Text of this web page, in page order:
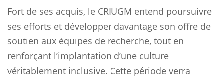
Fort de ses acquis, le CRIUGM entend poursuivre
ses efforts et développer davantage son offre de
soutien aux équipes de recherche, tout en
renforçant l’implantation d’une culture
véritablement inclusive. Cette période verra